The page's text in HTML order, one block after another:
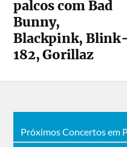
palcos com Bad
Bunny,
Blackpink, Blink-
182, Gorillaz
Próximos Concertos em